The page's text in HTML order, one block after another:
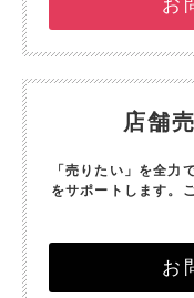
お
店舗
「売りたい」を全力
をサポートします。
お